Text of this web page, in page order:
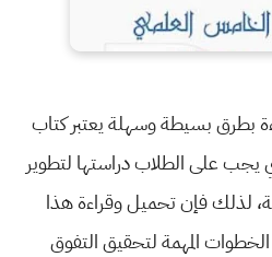
بطرق بسيطة وسهلة يعتبر كتاب
يجب على الطلاب دراستها لتطوير
لذلك فإن تحميل وقراءة هذا
المهمة لتحقيق التفوق